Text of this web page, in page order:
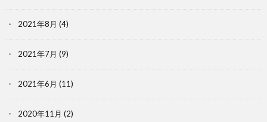
2021年8月 (4)
2021年7月 (9)
2021年6月 (11)
2020年11月 (2)